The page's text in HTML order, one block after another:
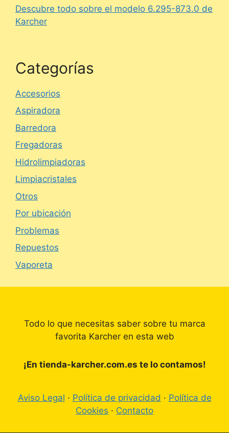
Descubre todo sobre el modelo 6.295-873.0 de
Karcher
Categorías
Accesorios
Aspiradora
Barredora
Fregadoras
Hidrolimpiadoras
Limpiacristales
Otros
Por ubicación
Problemas
Repuestos
Vaporeta
Todo lo que necesitas saber sobre tu marca
favorita Karcher en esta web
¡En tienda-karcher.com.es te lo contamos!
Aviso Legal · Política de privacidad · Política de
Cookies · Contacto